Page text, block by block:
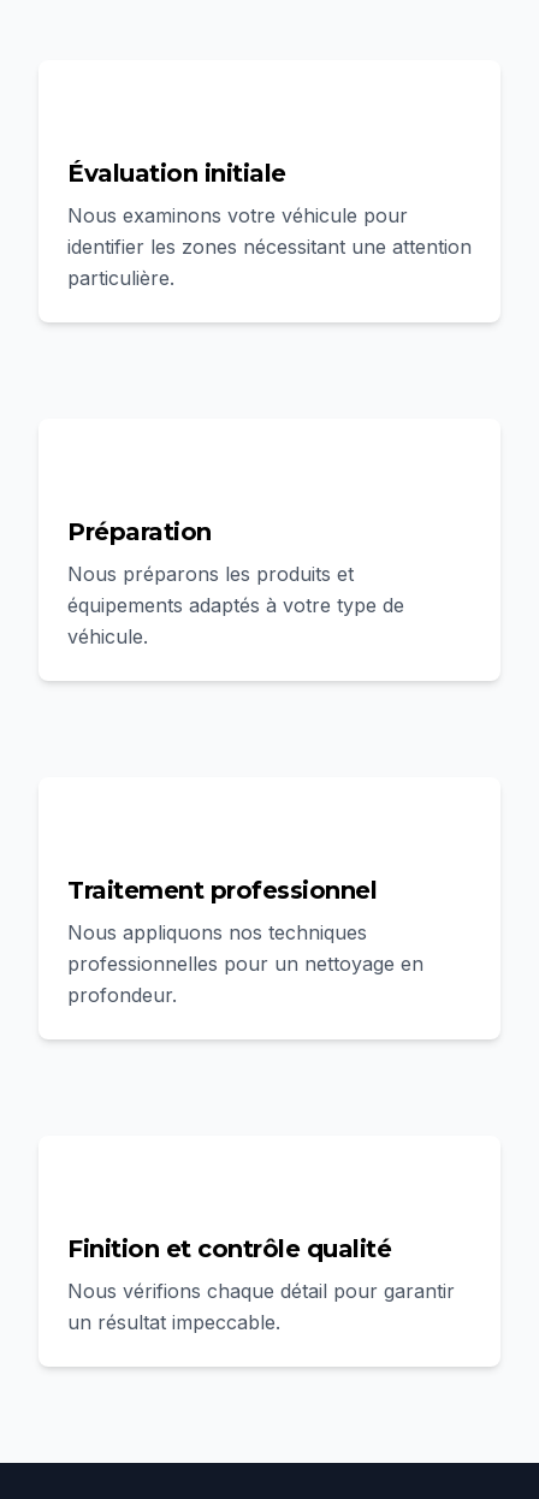
Évaluation initiale
Nous examinons votre véhicule pour
identifier les zones nécessitant une attention
particulière.
Préparation
Nous préparons les produits et
équipements adaptés à votre type de
véhicule.
Traitement professionnel
Nous appliquons nos techniques
professionnelles pour un nettoyage en
profondeur.
Finition et contrôle qualité
Nous vérifions chaque détail pour garantir
un résultat impeccable.